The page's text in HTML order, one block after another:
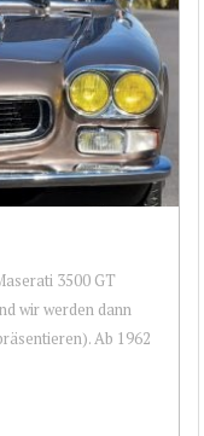
3500 GT
wir werden dann
Ab 1962